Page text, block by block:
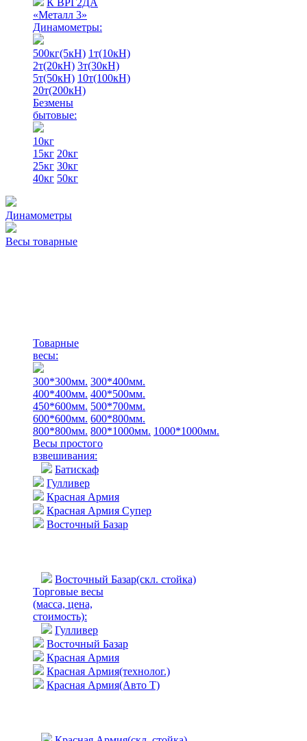
К ВРГ2ДА
«Металл 3»
Динамометры:
500кг(5кН) 1т(10кН)
2т(20кН) 3т(30кН)
5т(50кН) 10т(100кН)
20т(200кН)
Безмены
бытовые:
10кг
15кг 20кг
25кг 30кг
40кг 50кг
Динамометры
Весы товарные
Товарные
весы:
300*300мм. 300*400мм.
400*400мм. 400*500мм.
450*600мм. 500*700мм.
600*600мм. 600*800мм.
800*800мм. 800*1000мм. 1000*1000мм.
Весы простого
взвешивания:
Батискаф
Гулливер
Красная Армия
Красная Армия Супер
Восточный Базар
Восточный Базар(скл. стойка)
Торговые весы
(масса, цена,
стоимость):
Гулливер
Восточный Базар
Красная Армия
Красная Армия(технолог.)
Красная Армия(Авто Т)